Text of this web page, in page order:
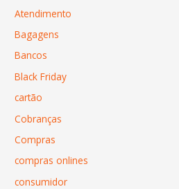
Atendimento
Bagagens
Bancos
Black Friday
cartão
Cobranças
Compras
compras onlines
consumidor